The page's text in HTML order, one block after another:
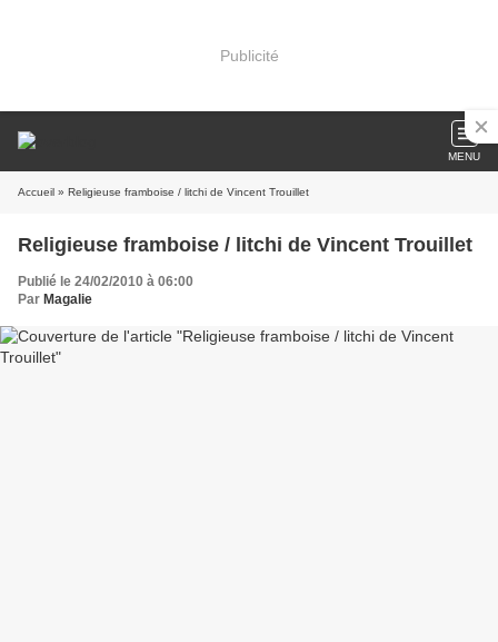
Publicité
MENU
Accueil » Religieuse framboise / litchi de Vincent Trouillet
Religieuse framboise / litchi de Vincent Trouillet
Publié le 24/02/2010 à 06:00
Par Magalie